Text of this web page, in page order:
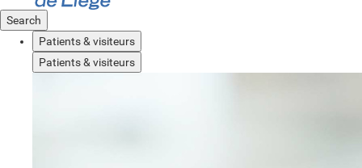
Search
Patients & visiteurs
Patients & visiteurs